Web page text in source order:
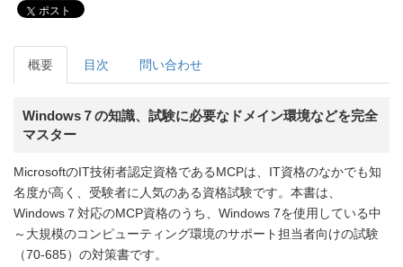
ポスト
概要 目次 問い合わせ
Windows７の知識、試験に必要なドメイン環境などを完全
マスター
MicrosoftのIT技術者認定資格であるMCPは、IT資格のなかでも知
名度が高く、受験者に人気のある資格試験です。本書は、
Windows７対応のMCP資格のうち、Windows 7を使用している中
～大規模のコンピューティング環境のサポート担当者向けの試験
（70-685）の対策書です。